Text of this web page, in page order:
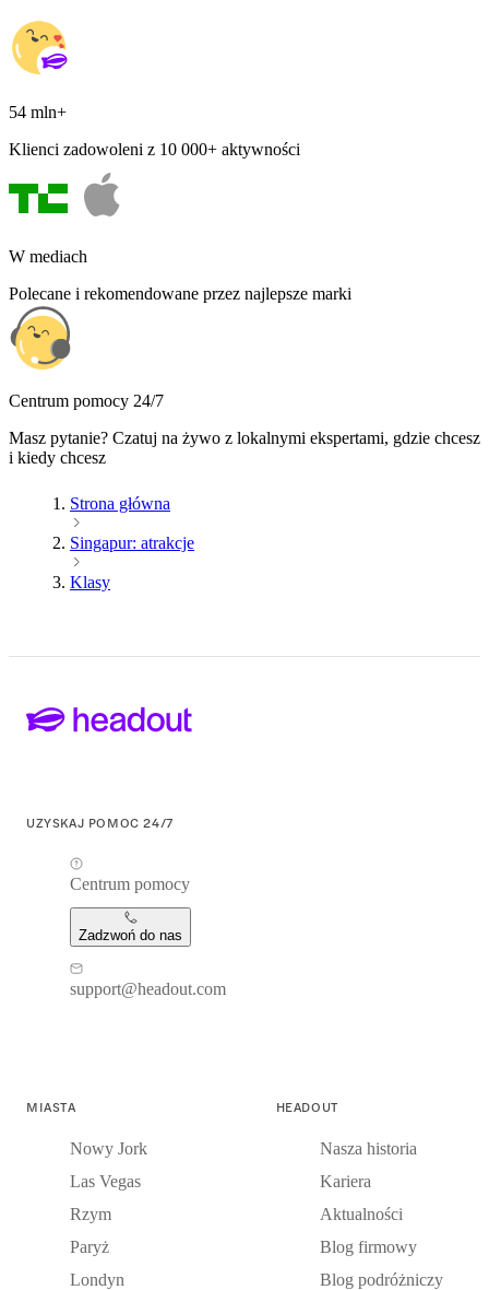
54 mln+
Klienci zadowoleni z 10 000+ aktywności
W mediach
Polecane i rekomendowane przez najlepsze marki
Centrum pomocy 24/7
Masz pytanie? Czatuj na żywo z lokalnymi ekspertami, gdzie chcesz
i kiedy chcesz
Strona główna
Singapur: atrakcje
Klasy
UZYSKAJ POMOC 24/7
Centrum pomocy
Zadzwoń do nas
support@headout.com
MIASTA
Nowy Jork
Las Vegas
Rzym
Paryż
Londyn
HEADOUT
Nasza historia
Kariera
Aktualności
Blog firmowy
Blog podróżniczy